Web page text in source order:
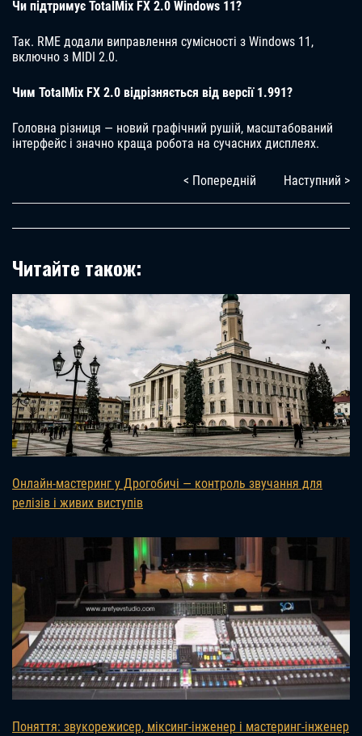
Чи підтримує TotalMix FX 2.0 Windows 11?
Так. RME додали виправлення сумісності з Windows 11,
включно з MIDI 2.0.
Чим TotalMix FX 2.0 відрізняється від версії 1.991?
Головна різниця — новий графічний рушій, масштабований
інтерфейс і значно краща робота на сучасних дисплеях.
< Попередній Наступний >
Читайте також:
Онлайн-мастеринг у Дрогобичі — контроль звучання для
релізів і живих виступів
Поняття: звукорежисер, міксинг-інженер і мастеринг-інженер